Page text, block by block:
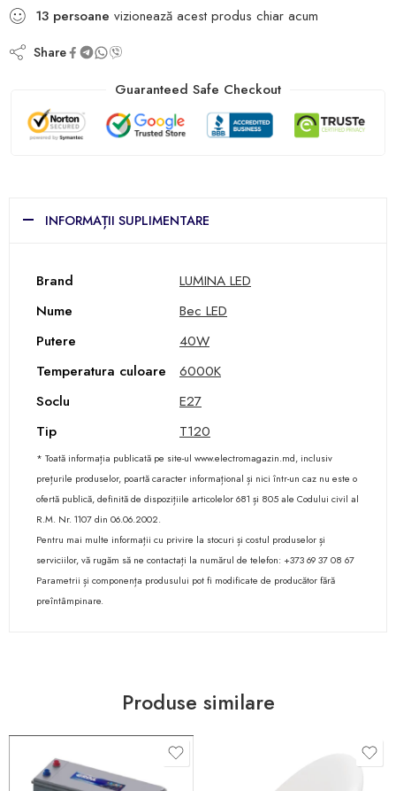
13 persoane vizionează acest produs chiar acum
Share
Guaranteed Safe Checkout
INFORMAȚII SUPLIMENTARE
Brand
LUMINA LED
Nume
Bec LED
Putere
40W
Temperatura culoare
6000К
Soclu
E27
Tip
T120
* Toată informația publicată pe site-ul www.electromagazin.md, inclusiv
prețurile produselor, poartă caracter informațional și nici într-un caz nu este o
ofertă publică, definită de dispozițiile articolelor 681 și 805 ale Codului civil al
R.M. Nr. 1107 din 06.06.2002.
Pentru mai multe informații cu privire la stocuri și costul produselor și
serviciilor, vă rugăm să ne contactați la numărul de telefon: +373 69 37 08 67
Parametrii și componența produsului pot fi modificate de producător fără
preîntâmpinare.
Produse similare